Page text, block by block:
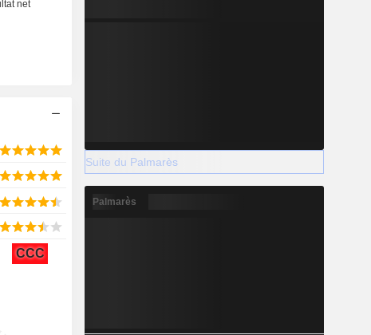
CCC
Suite du Palmarès
Palmarès